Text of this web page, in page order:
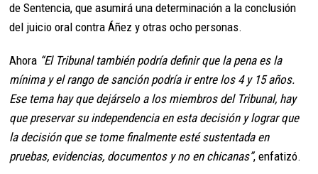
de Sentencia, que asumirá una determinación a la conclusión
del juicio oral contra Áñez y otras ocho personas.
Ahora “El Tribunal también podría definir que la pena es la
mínima y el rango de sanción podría ir entre los 4 y 15 años.
Ese tema hay que dejárselo a los miembros del Tribunal, hay
que preservar su independencia en esta decisión y lograr que
la decisión que se tome finalmente esté sustentada en
pruebas, evidencias, documentos y no en chicanas”, enfatizó.